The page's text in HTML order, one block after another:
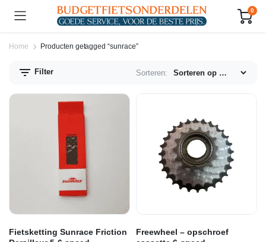
0
Home Producten getagged “sunrace”
Filter Sorteren:
Fietsketting Sunrace Friction
Freewheel – opschroef